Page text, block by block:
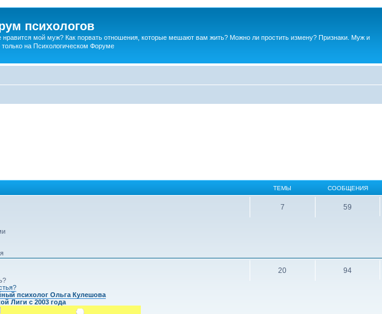
психологов
нравится мой муж? Как порвать отношения, которые мешают вам жить? Можно ли простить измену? Признаки. Муж и
на Психологическом Форуме
ТЕМЫ СООБЩЕНИЯ
7 59
психолог Ольга Кулешова
Лиги с 2003 года
20 94